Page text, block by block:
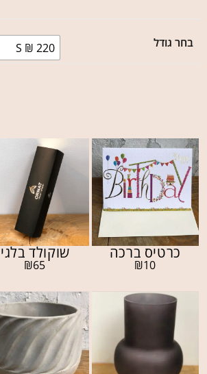
בחר גודל S ₪ 220
כרטיס ברכה
₪10
שוקולד בלגי
₪65